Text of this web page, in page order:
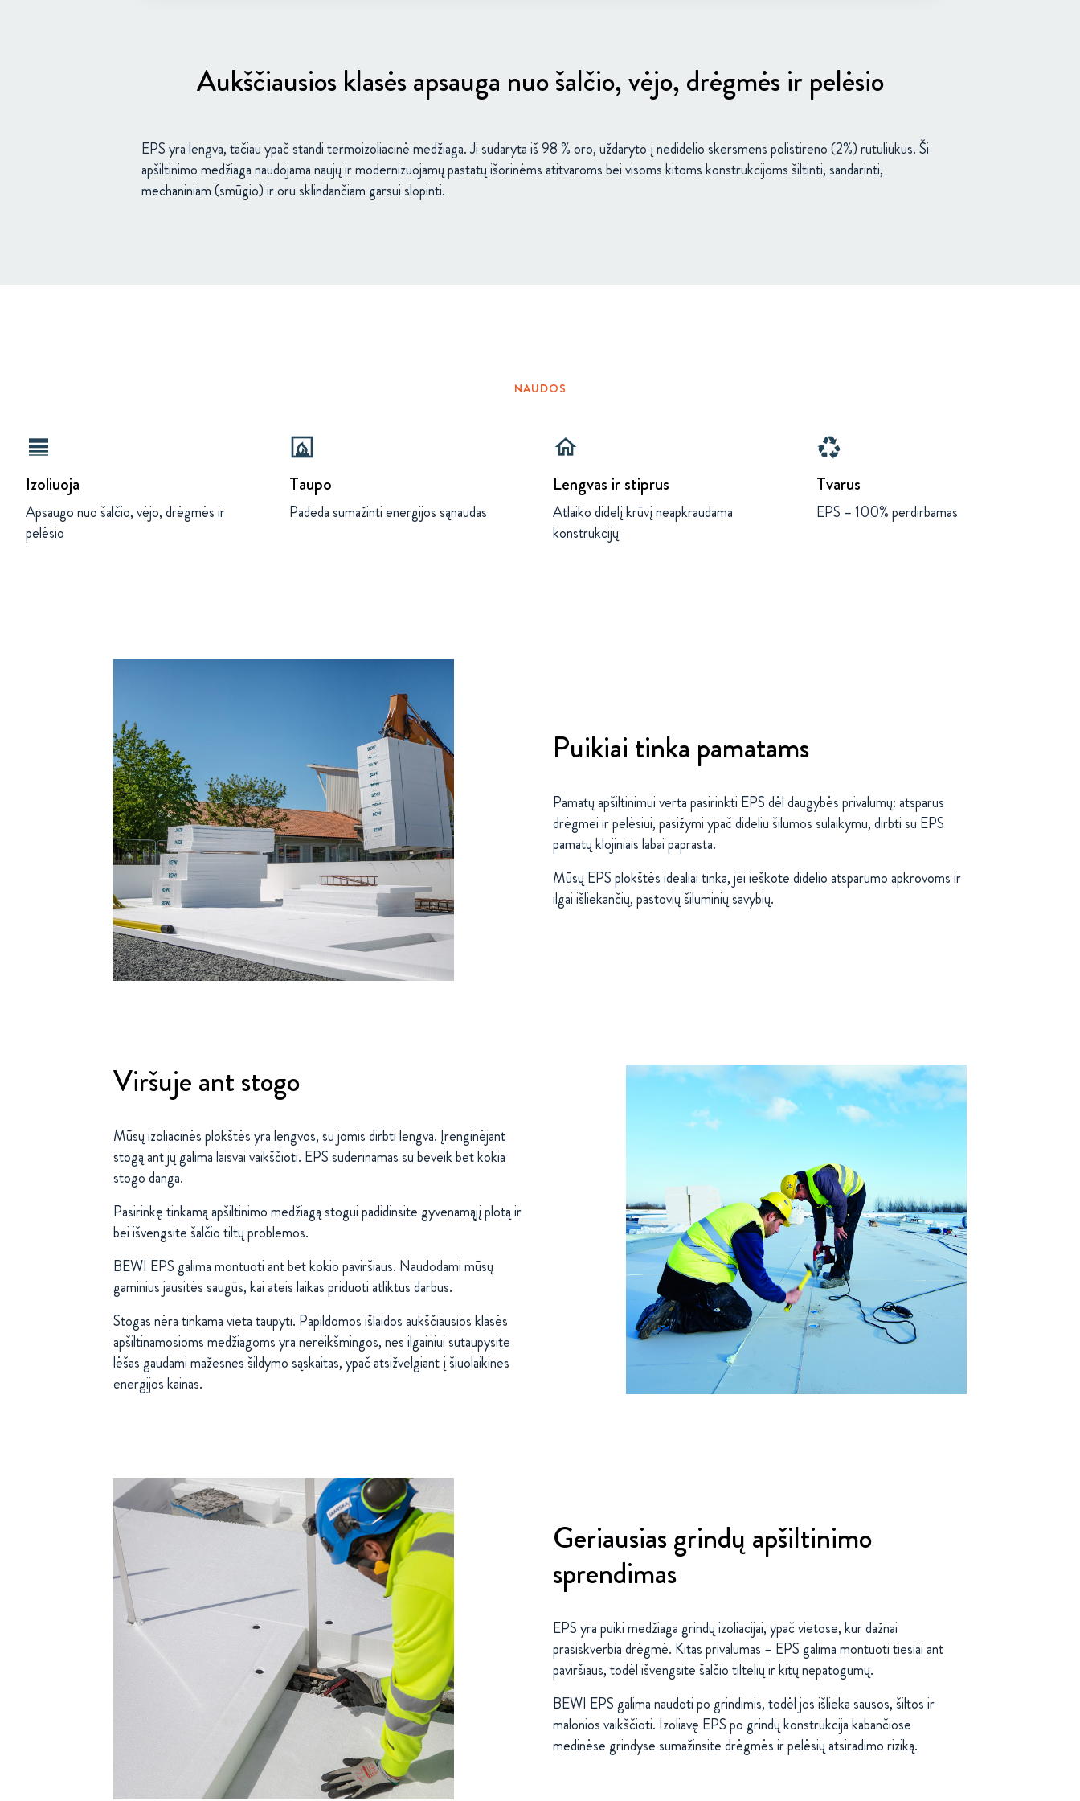
Aukščiausios klasės apsauga nuo šalčio, vėjo, drėgmės ir pelėsio
EPS yra lengva, tačiau ypač standi termoizoliacinė medžiaga. Ji sudaryta iš 98 % oro, uždaryto į nedidelio skersmens polistireno (2%) rutuliukus. Ši
apšiltinimo medžiaga naudojama naujų ir modernizuojamų pastatų išorinėms atitvaroms bei visoms kitoms konstrukcijoms šiltinti, sandarinti,
mechaniniam (smūgio) ir oru sklindančiam garsui slopinti.
NAUDOS
line_weight
Izoliuoja
Apsaugo nuo šalčio, vėjo, drėgmės ir
pelėsio
fireplace
Taupo
Padeda sumažinti energijos sąnaudas
home
Lengvas ir stiprus
Atlaiko didelį krūvį neapkraudama
konstrukcijų
recycling
Tvarus
EPS – 100% perdirbamas
Puikiai tinka pamatams
Pamatų apšiltinimui verta pasirinkti EPS dėl daugybės privalumų: atsparus
drėgmei ir pelėsiui, pasižymi ypač dideliu šilumos sulaikymu, dirbti su EPS
pamatų klojiniais labai paprasta.
Mūsų EPS plokštės idealiai tinka, jei ieškote didelio atsparumo apkrovoms ir
ilgai išliekančių, pastovių šiluminių savybių.
Viršuje ant stogo
Mūsų izoliacinės plokštės yra lengvos, su jomis dirbti lengva. Įrenginėjant
stogą ant jų galima laisvai vaikščioti. EPS suderinamas su beveik bet kokia
stogo danga.
Pasirinkę tinkamą apšiltinimo medžiagą stogui padidinsite gyvenamąjį plotą ir
bei išvengsite šalčio tiltų problemos.
BEWI EPS galima montuoti ant bet kokio paviršiaus. Naudodami mūsų
gaminius jausitės saugūs, kai ateis laikas priduoti atliktus darbus.
Stogas nėra tinkama vieta taupyti. Papildomos išlaidos aukščiausios klasės
apšiltinamosioms medžiagoms yra nereikšmingos, nes ilgainiui sutaupysite
lėšas gaudami mažesnes šildymo sąskaitas, ypač atsižvelgiant į šiuolaikines
energijos kainas.
Geriausias grindų apšiltinimo
sprendimas
EPS yra puiki medžiaga grindų izoliacijai, ypač vietose, kur dažnai
prasiskverbia drėgmė. Kitas privalumas – EPS galima montuoti tiesiai ant
paviršiaus, todėl išvengsite šalčio tiltelių ir kitų nepatogumų.
BEWI EPS galima naudoti po grindimis, todėl jos išlieka sausos, šiltos ir
malonios vaikščioti. Izoliavę EPS po grindų konstrukcija kabančiose
medinėse grindyse sumažinsite drėgmės ir pelėsių atsiradimo riziką.